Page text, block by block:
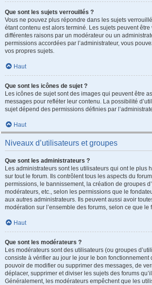
Que sont les sujets verrouillés ?
Vous ne pouvez plus répondre dans les sujets
étant contenu est alors terminé. Les sujets peuvent
différentes raisons par un modérateur ou un
permissions accordées par l’administrateur, vous
vos propres sujets.
Haut
Que sont les icônes de sujet ?
Les icônes de sujet sont des images qui peuvent être
messages pour refléter leur contenu. La possibilité
sujet dépend des permissions définies par
Haut
Niveaux d’utilisateurs et groupes
Que sont les administrateurs ?
Les administrateurs sont les utilisateurs qui ont le plus
sur tout le forum. Ils contrôlent tous les aspects du
permissions, le bannissement, la création de groupes
modérateurs, etc., selon les permissions que le
aux autres administrateurs. Ils peuvent aussi avoir
modération sur l’ensemble des forums, selon ce que le
Haut
Que sont les modérateurs ?
Les modérateurs sont des utilisateurs (ou groupes
consiste à vérifier au jour le jour le bon fonctionnement
pouvoir de modifier ou supprimer des messages, de
déplacer, supprimer et diviser les sujets des forums
Généralement, les modérateurs empêchent que les